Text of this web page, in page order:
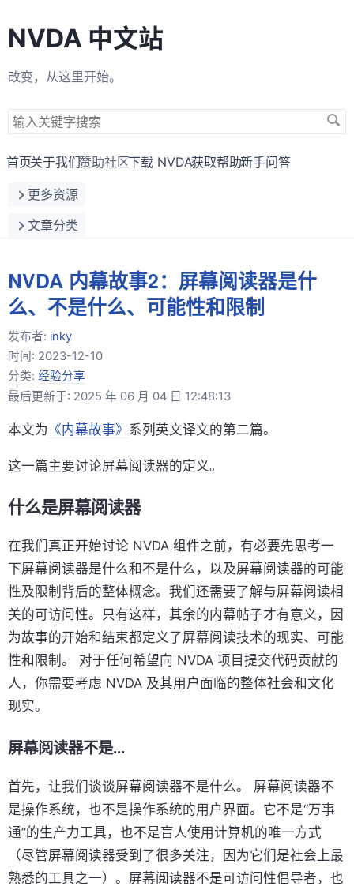
NVDA 中文站
改变，从这里开始。
搜
关
字
首页关于我们赞助社区下载 NVDA获取帮助新手问答
更多资源
文章分类
NVDA 内幕故事2：屏幕阅读器是什
么、不是什么、可能性和限制
发布者: inky
时间: 2023-12-10
分类: 经验分享
最后更新于: 2025 年 06 月 04 日 12:48:13
本文为 《内幕故事》 系列英文译文的第二篇。
这一篇主要讨论屏幕阅读器的定义。
什么是屏幕阅读器
在我们真正开始讨论 NVDA 组件之前，有必要先思考一
下屏幕阅读器是什么和不是什么，以及屏幕阅读器的可能
性及限制背后的整体概念。我们还需要了解与屏幕阅读相
关的可访问性。只有这样，其余的内幕帖子才有意义，因
为故事的开始和结束都定义了屏幕阅读技术的现实、可能
性和限制。 对于任何希望向 NVDA 项目提交代码贡献的
人，你需要考虑 NVDA 及其用户面临的整体社会和文化
现实。
屏幕阅读器不是...
首先，让我们谈谈屏幕阅读器不是什么。 屏幕阅读器不
是操作系统，也不是操作系统的用户界面。它不是“万事
通”的生产力工具，也不是盲人使用计算机的唯一方式
（尽管屏幕阅读器受到了很多关注，因为它们是社会上最
熟悉的工具之一）。屏幕阅读器不是可访问性倡导者，也